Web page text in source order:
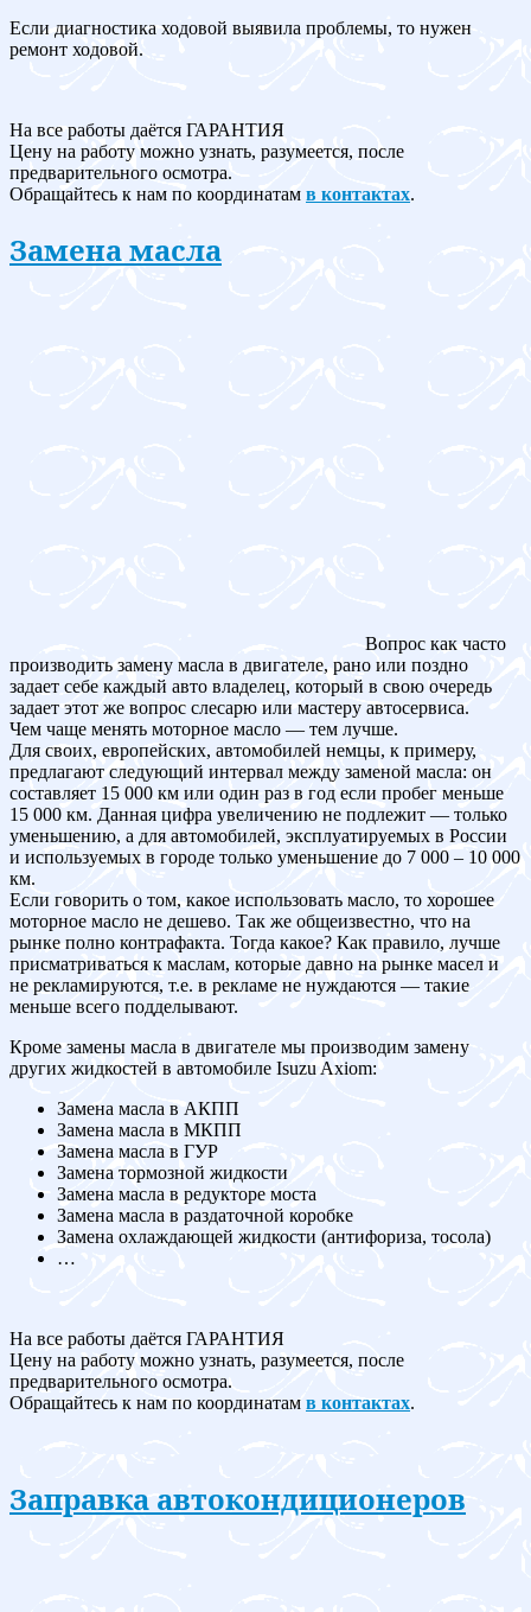
Если диагностика ходовой выявила проблемы, то нужен
ремонт ходовой.
На все работы даётся ГАРАНТИЯ
Цену на работу можно узнать, разумеется, после
предварительного осмотра.
Обращайтесь к нам по координатам в контактах.
Замена масла
Вопрос как часто
производить замену масла в двигателе, рано или поздно
задает себе каждый авто владелец, который в свою очередь
задает этот же вопрос слесарю или мастеру автосервиса.
Чем чаще менять моторное масло — тем лучше.
Для своих, европейских, автомобилей немцы, к примеру,
предлагают следующий интервал между заменой масла: он
составляет 15 000 км или один раз в год если пробег меньше
15 000 км. Данная цифра увеличению не подлежит — только
уменьшению, а для автомобилей, эксплуатируемых в России
и используемых в городе только уменьшение до 7 000 – 10 000
км.
Если говорить о том, какое использовать масло, то хорошее
моторное масло не дешево. Так же общеизвестно, что на
рынке полно контрафакта. Тогда какое? Как правило, лучше
присматриваться к маслам, которые давно на рынке масел и
не рекламируются, т.е. в рекламе не нуждаются — такие
меньше всего подделывают.
Кроме замены масла в двигателе мы производим замену
других жидкостей в автомобиле Isuzu Axiom:
Замена масла в АКПП
Замена масла в МКПП
Замена масла в ГУР
Замена тормозной жидкости
Замена масла в редукторе моста
Замена масла в раздаточной коробке
Замена охлаждающей жидкости (антифориза, тосола)
…
На все работы даётся ГАРАНТИЯ
Цену на работу можно узнать, разумеется, после
предварительного осмотра.
Обращайтесь к нам по координатам в контактах.
Заправка автокондиционеров